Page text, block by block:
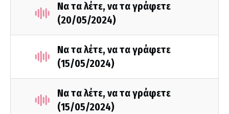
Να τα λέτε, να τα γράφετε
(20/05/2024)
Να τα λέτε, να τα γράφετε
(15/05/2024)
Να τα λέτε, να τα γράφετε
(15/05/2024)